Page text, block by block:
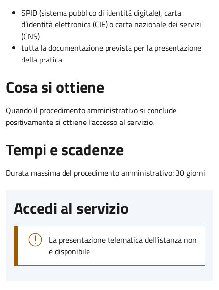
SPID (sistema pubblico di identità digitale), carta
d’identità elettronica (CIE) o carta nazionale dei servizi
(CNS)
tutta la documentazione prevista per la presentazione
della pratica.
Cosa si ottiene
Quando il procedimento amministrativo si conclude
positivamente si ottiene l'accesso al servizio.
Tempi e scadenze
Durata massima del procedimento amministrativo: 30 giorni
Accedi al servizio
La presentazione telematica dell'istanza non
è disponibile